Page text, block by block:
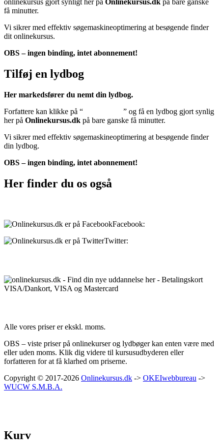
onlinekursus gjort synligt her på Onlinekursus.dk på bare ganske
få minutter.
Vi sikrer med effektiv søgemaskineoptimering at besøgende finder
dit onlinekursus.
OBS – ingen binding, intet abonnement!
Tilføj en lydbog
Her markedsfører du nemt din lydbog.
Forfattere kan klikke på “
” og få en lydbog gjort synlig
her på Onlinekursus.dk på bare ganske få minutter.
Vi sikrer med effektiv søgemaskineoptimering at besøgende finder
din lydbog.
OBS – ingen binding, intet abonnement!
Her finder du os også
Facebook:
Twitter:
Alle vores priser er ekskl. moms.
OBS – viste priser på onlinekurser og lydbøger kan enten være med
eller uden moms. Klik dig videre til kursusudbyderen eller
forfatteren for at få klarhed om priserne.
Copyright © 2017-2026 Onlinekursus.dk -> OKEIwebbureau ->
WUCW S.M.B.A.
Kurv